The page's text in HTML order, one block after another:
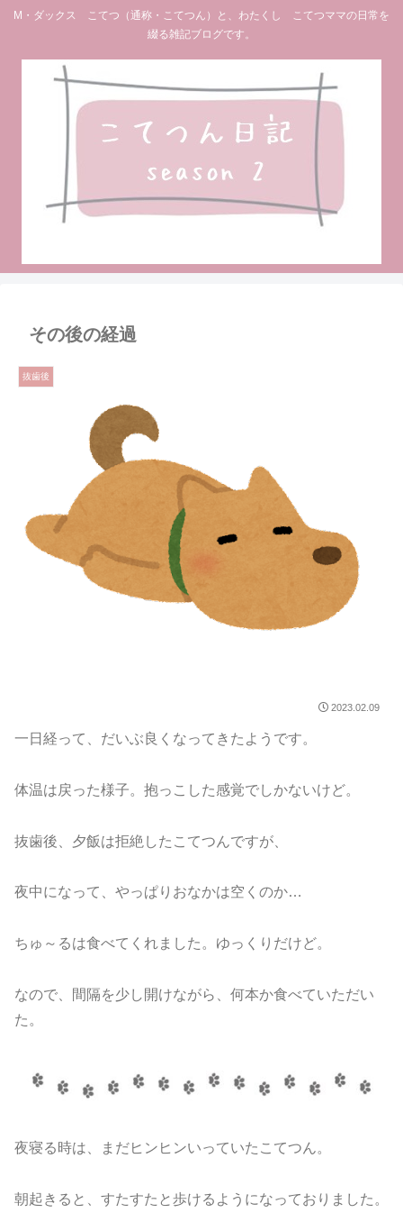
M・ダックス こてつ（通称・こてつん）と、わたくし こてつママの日常を
綴る雑記ブログです。
その後の経過
抜歯後
2023.02.09
一日経って、だいぶ良くなってきたようです。
体温は戻った様子。抱っこした感覚でしかないけど。
抜歯後、夕飯は拒絶したこてつんですが、
夜中になって、やっぱりおなかは空くのか…
ちゅ～るは食べてくれました。ゆっくりだけど。
なので、間隔を少し開けながら、何本か食べていただい
た。
夜寝る時は、まだヒンヒンいっていたこてつん。
朝起きると、すたすたと歩けるようになっておりました。